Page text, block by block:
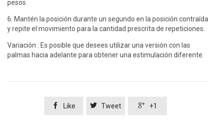
pesos.
6. Mantén la posición durante un segundo en la posición contraída
y repite el movimiento para la cantidad prescrita de repeticiones.
Variación : Es posible que desees utilizar una versión con las
palmas hacia adelante para obtener una estimulación diferente.
 Like  Tweet  +1